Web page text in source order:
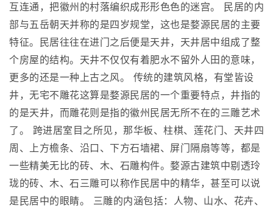
互连通，把徽州的村落编织成形形色色的迷宫。 民居的内
部与五岳朝天并称的是四岁规堂，这也是婺源民居的主要
特征。民居往往在进门之后便是天井，天井居中组成了整
个房屋的结构。天井不仅仅有着肥水不留外人田的意味，
更多的还是一种上古之风。 传统的建筑风格，有堂皆设
井，无宅不雕花这算是婺源民居的一个重要特点，井指的
的是天井，而雕花则是指的徽州民居无所不在的三雕艺术
了。 跨进居室目之所见，那华板、柱棋、莲花门、天井四
周、上方檐条、沿口、下方石墙裙、屏门隔扇等等，都是
一些精美无比的砖、木、石雕构件。婺源古建筑中剔透玲
珑的砖、木、石三雕可以称作民居中的精华，甚至可以说
是民居中的眼睛。 三雕的内涵包括：人物、山水、花卉、